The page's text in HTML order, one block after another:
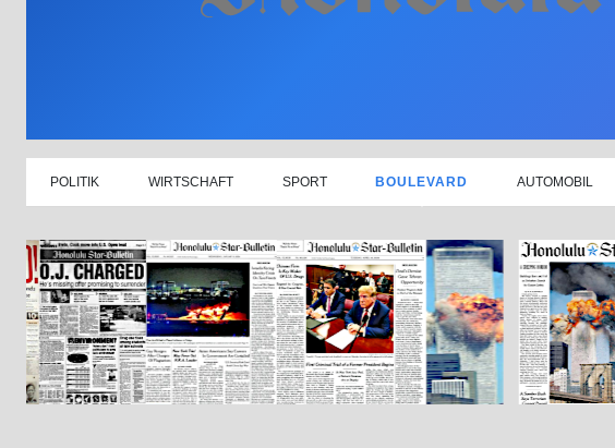
POLITIK WIRTSCHAFT SPORT BOULEVARD AUTOMOBIL